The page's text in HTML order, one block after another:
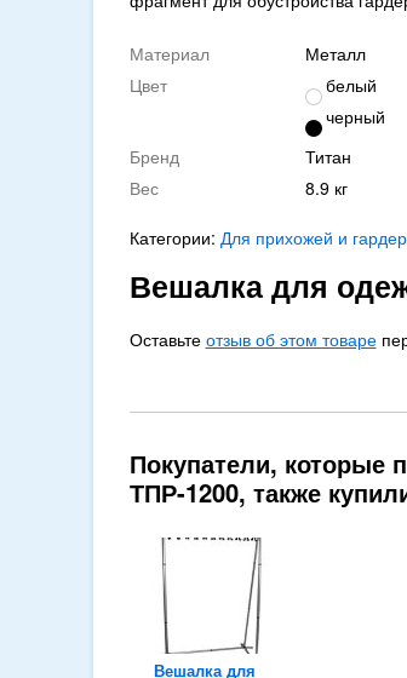
Материал
Металл
Цвет
белый
черный
Бренд
Титан
Вес
8.9 кг
Категории: Для прихожей и
Вешалка для
Оставьте отзыв об этом товаре
Покупатели, которые
ТПР-1200, также
Вешалка для